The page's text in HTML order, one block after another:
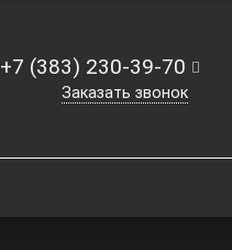
+7 (383) 230-39-70
Заказать звонок